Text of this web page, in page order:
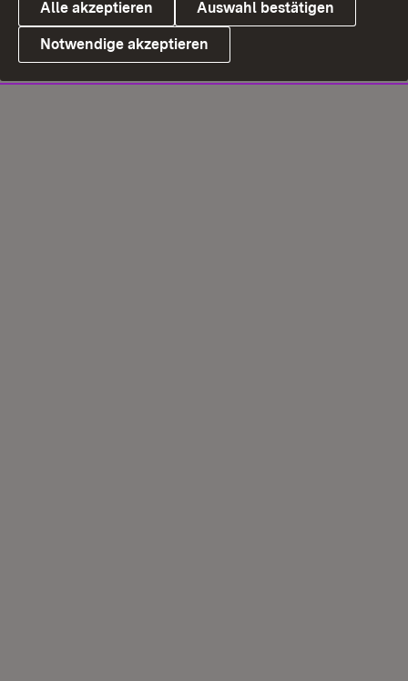
Alle akzeptieren Auswahl bestätigen
Notwendige akzeptieren